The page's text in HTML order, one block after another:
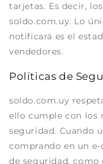
tarjetas. Es decir,
soldo.com.uy. Lo
notificará es el
vendedores.
Políticas de
soldo.com.uy
ello cumple con los
seguridad. Cuando
comprando en un
de seguridad, como